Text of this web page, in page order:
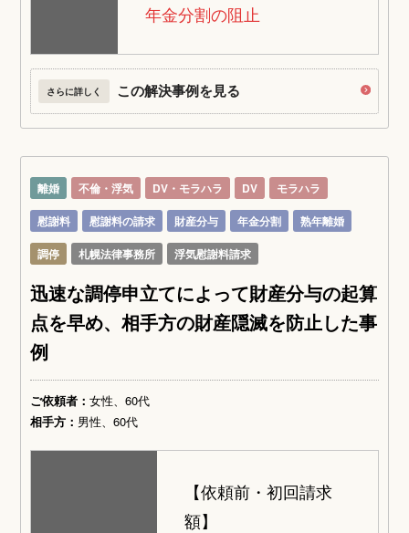
年金分割の阻止
さらに詳しく この解決事例を見る
離婚 不倫・浮気 DV・モラハラ DV
モラハラ
慰謝料
慰謝料の請求 財産分与 年金分割
熟年離婚
調停
札幌法律事務所 浮気慰謝料請求
迅速な調停申立てによって財産分与の起算
点を早め、相手方の財産隠滅を防止した事
例
ご依頼者：女性、60代
相手方： 男性、60代
【依頼前・初回請求
額】